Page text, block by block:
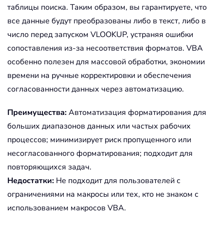
таблицы поиска. Таким образом, вы гарантируете, что
все данные будут преобразованы либо в текст, либо в
число перед запуском VLOOKUP, устраняя ошибки
сопоставления из-за несоответствия форматов. VBA
особенно полезен для массовой обработки, экономии
времени на ручные корректировки и обеспечения
согласованности данных через автоматизацию.
Преимущества:Автоматизация форматирования для
больших диапазонов данных или частых рабочих
процессов; минимизирует риск пропущенного или
несогласованного форматирования; подходит для
повторяющихся задач.
Недостатки: Не подходит для пользователей с
ограничениями на макросы или тех, кто не знаком с
использованием макросов VBA.